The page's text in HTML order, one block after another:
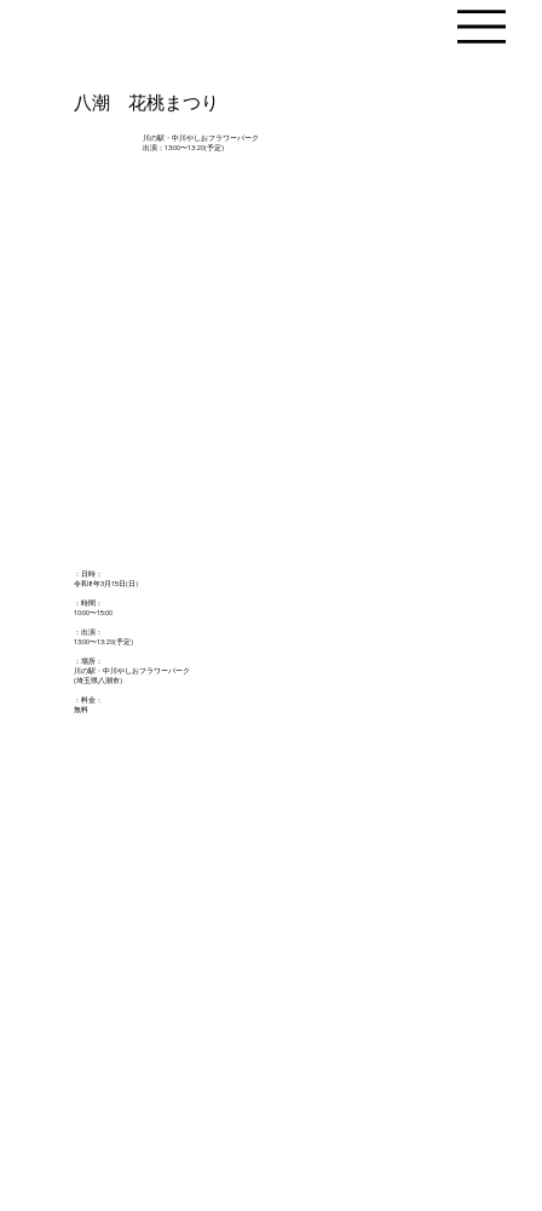
八潮 花桃まつり
川の駅・中川やしおフラワーパーク
出演：13:00〜13:20(予定)
：日時：
令和8年3月15日(日)
：時間：
10:00〜15:00
：出演：
13:00〜13:20(予定)
：場所：
川の駅・中川やしおフラワーパーク
(埼玉県八潮市)
：料金：
無料